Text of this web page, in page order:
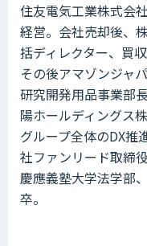
住友電気工業株式会
経営。会社売却後、
括ディレクター、買
その後アマゾンジャ
研究開発用品事業部
陽ホールディングス
グループ全体のDX推
社ファンリード取締役
慶應義塾大学法学部
卒。